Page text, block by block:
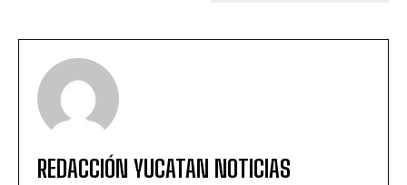
REDACCIÓN YUCATAN NOTICIAS